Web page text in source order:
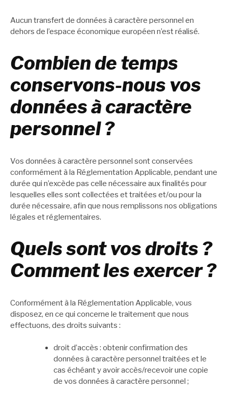
Aucun transfert de données à caractère personnel en
dehors de l’espace économique européen n’est réalisé.
Combien de temps
conservons-nous vos
données à caractère
personnel ?
Vos données à caractère personnel sont conservées
conformément à la Réglementation Applicable, pendant une
durée qui n’excède pas celle nécessaire aux finalités pour
lesquelles elles sont collectées et traitées et/ou pour la
durée nécessaire, afin que nous remplissons nos obligations
légales et réglementaires.
Quels sont vos droits ?
Comment les exercer ?
Conformément à la Réglementation Applicable, vous
disposez, en ce qui concerne le traitement que nous
effectuons, des droits suivants :
droit d’accès : obtenir confirmation des
données à caractère personnel traitées et le
cas échéant y avoir accès/recevoir une copie
de vos données à caractère personnel ;